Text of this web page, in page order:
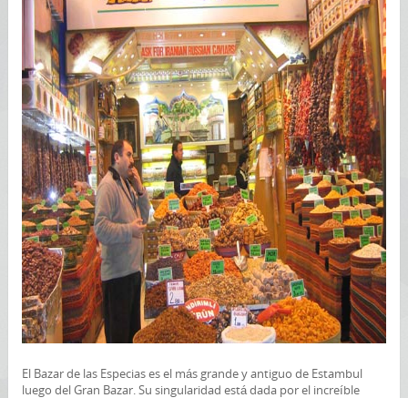
El Bazar de las Especias es el más grande y antiguo de Estambul
luego del Gran Bazar. Su singularidad está dada por el increíble